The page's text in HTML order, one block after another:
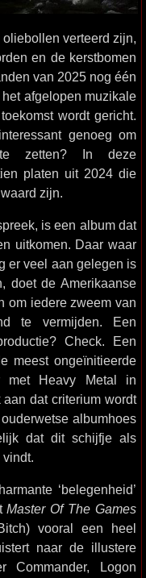
verteerd zijn,
en de kerstbomen
van 2025 nog één
afgelopen muzikale
wordt gericht.
genoeg om
zetten? In deze
platen uit 2024 die
zijn.
is een album dat
uitkomen. Daar waar
er veel aan gelegen is
doet de Amerikaanse
om iedere zweem van
te vermijden. Een
Check. Een
meest ongeïnitieerde
met Heavy Metal in
dat criterium wordt
albumhoes
dat dit schijfje als
‘belegenheid’
Master Of The Games
vooral een heel
naar de illustere
Commander, Logon